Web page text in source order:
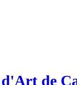
de